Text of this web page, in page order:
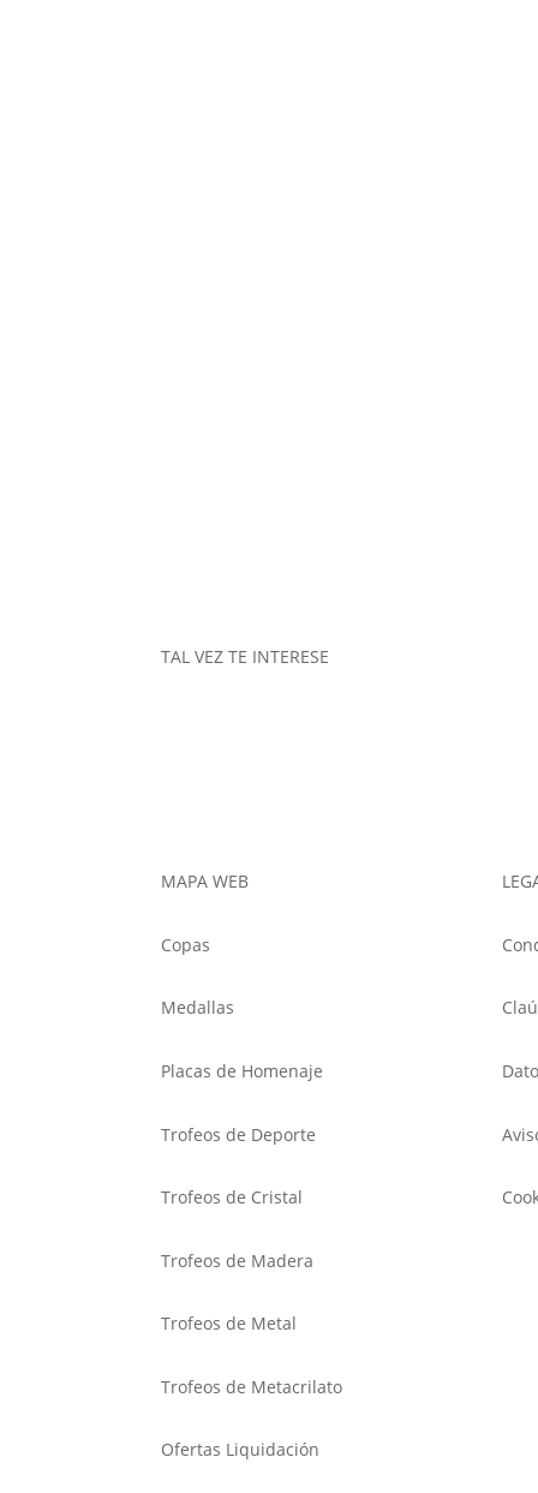
TAL VEZ TE INTERESE
MAPA WEB
Copas
Medallas
Placas de Homenaje
Trofeos de Deporte
Trofeos de Cristal
Trofeos de Madera
Trofeos de Metal
Trofeos de Metacrilato
Ofertas Liquidación